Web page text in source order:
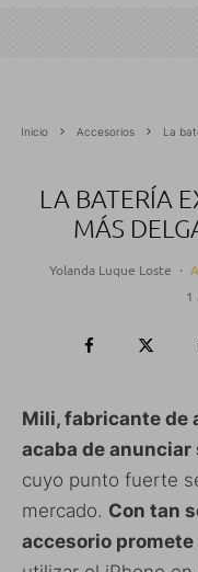
Inicio Accesorios La
LA BATERÍA
MÁS
Yolanda Luque Loste ·
1
Mili, fabricante de
acaba de anunciar
cuyo punto fuerte
mercado. Con tan
accesorio